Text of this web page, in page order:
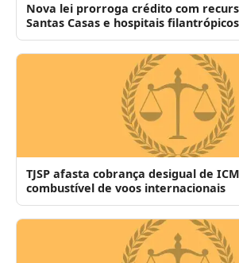
Nova lei prorroga crédito com
Santas Casas e hospitais filantrópicos
TJSP afasta cobrança desigual de
combustível de voos internacionais